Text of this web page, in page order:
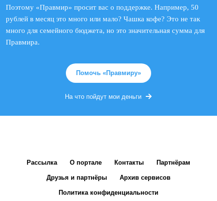
Поэтому «Правмир» просит вас о поддержке. Например, 50
рублей в месяц это много или мало? Чашка кофе? Это не так
много для семейного бюджета, но это значительная сумма для
Правмира.
Помочь «Правмиру»
На что пойдут мои деньги
Рассылка О портале Контакты Партнёрам
Друзья и партнёры Архив сервисов
Политика конфиденциальности